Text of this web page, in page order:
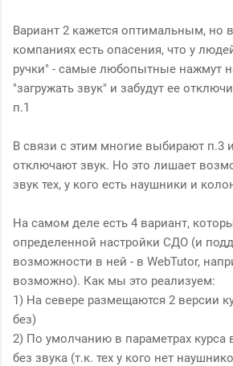
Вариант 2 кажется оптимальным, но
компаниях есть опасения, что у
ручки" - самые любопытные нажмут
"загружать звук" и забудут ее
п.1
В связи с этим многие выбирают п.3
отключают звук. Но это лишает
звук тех, у кого есть наушники и
На самом деле есть 4 вариант,
определенной настройки СДО (и
возможности в ней - в WebTutor,
возможно). Как мы это реализуем:
1) На севере размещаются 2 версии
без)
2) По умолчанию в параметрах курса
без звука (т.к. тех у кого нет